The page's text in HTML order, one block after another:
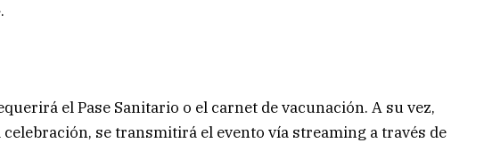
el Pase Sanitario o el carnet de vacunación. A su vez,
celebración, se transmitirá el evento vía streaming a través de